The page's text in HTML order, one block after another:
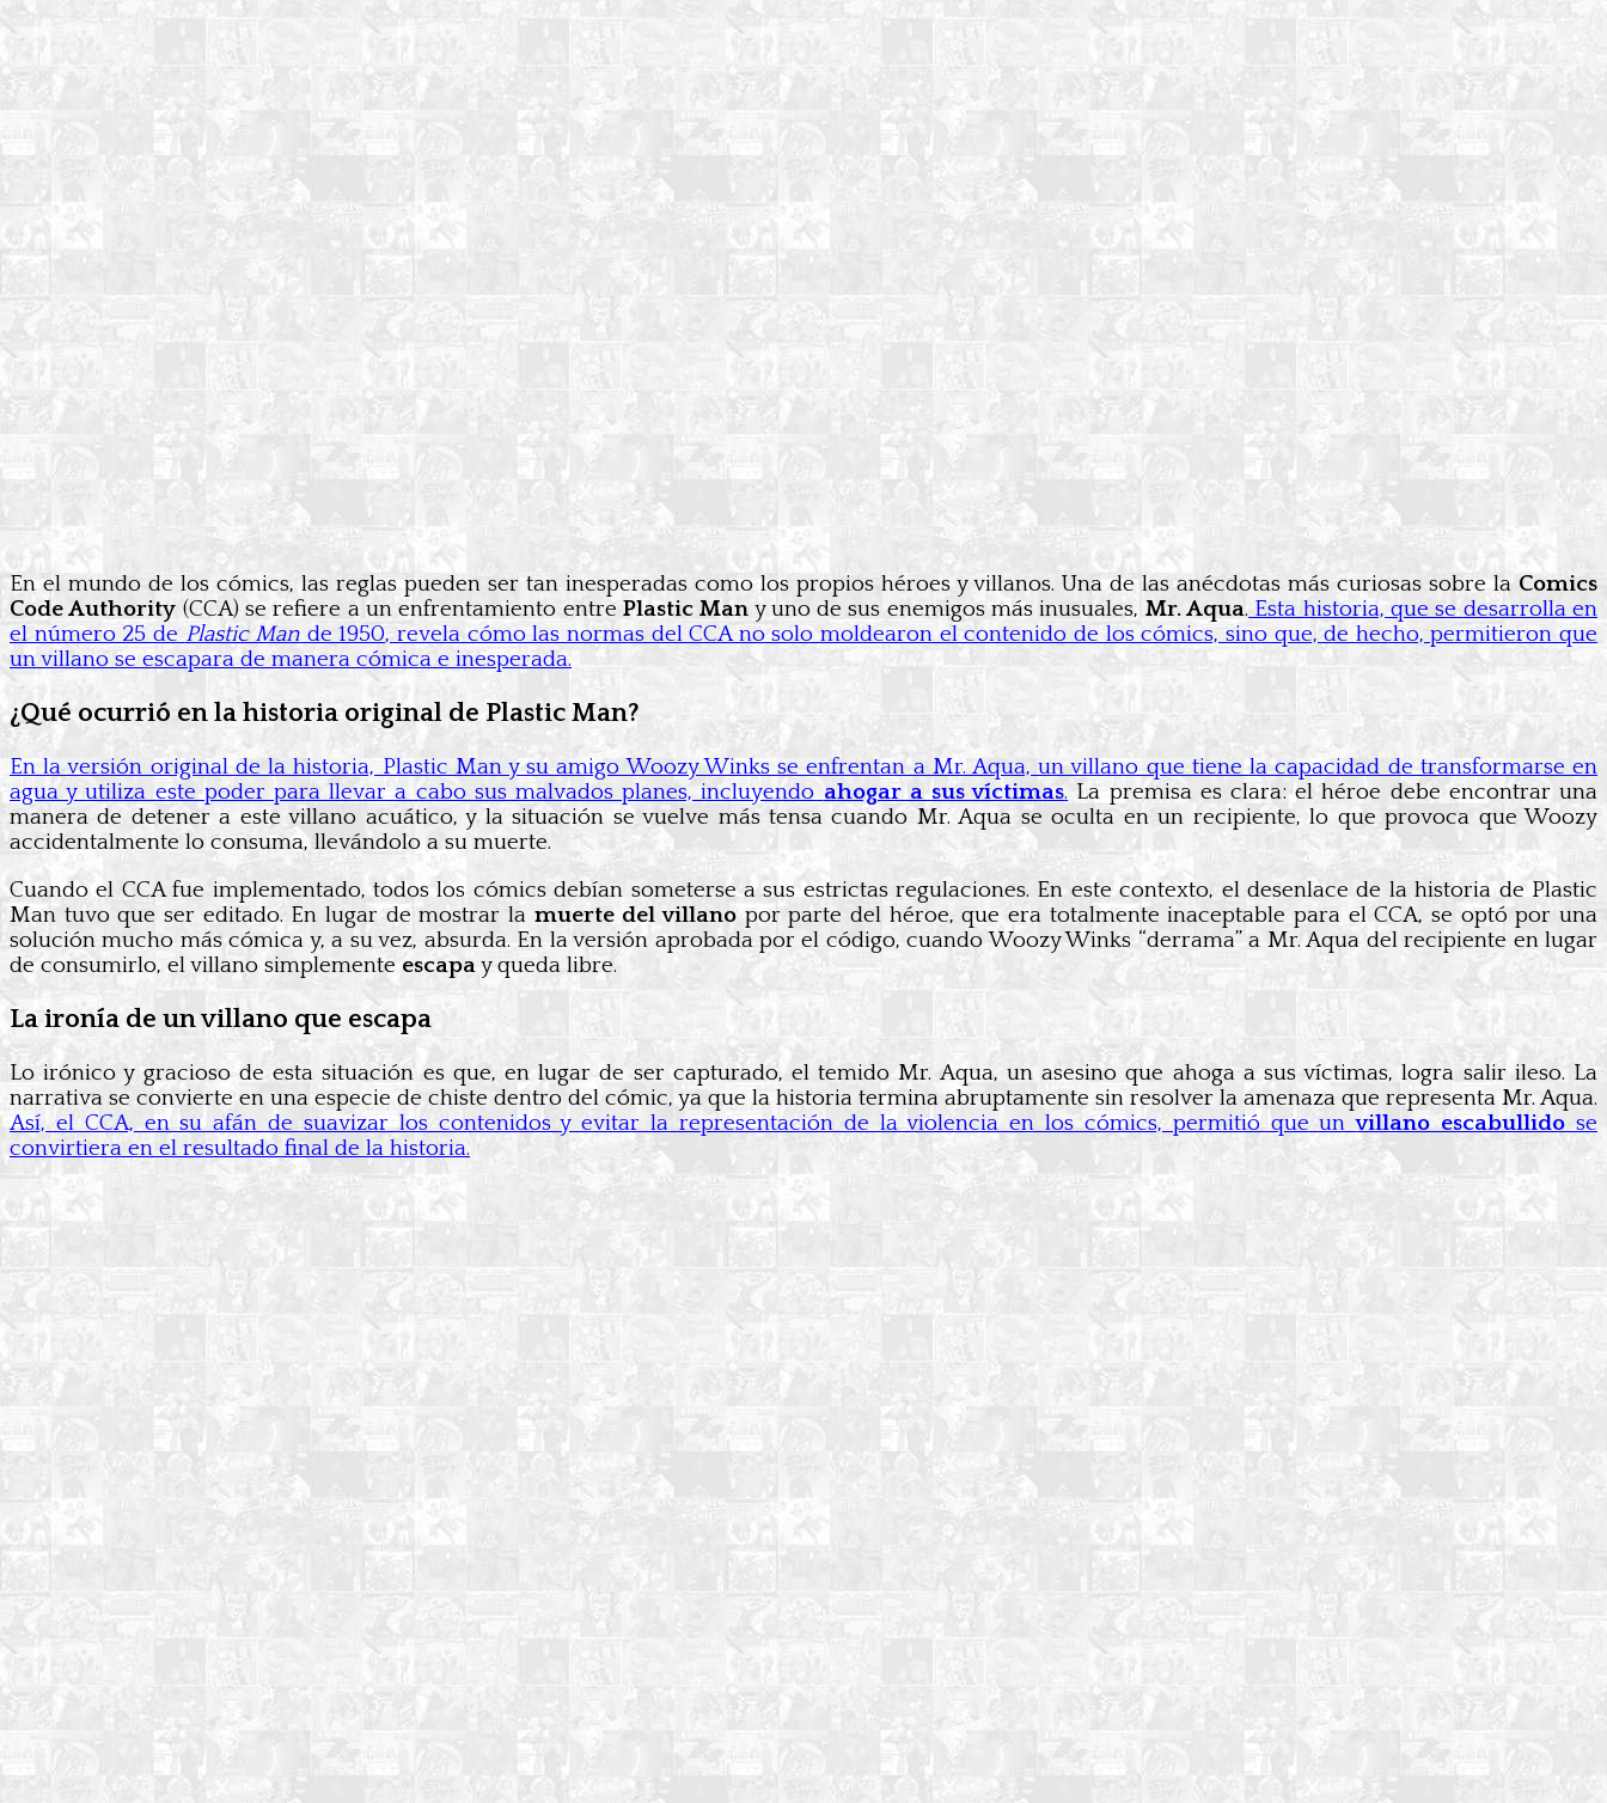
En el mundo de los cómics, las reglas pueden ser tan inesperadas como los propios héroes y villanos. Una de las anécdotas más curiosas sobre la Comics
Code Authority (CCA) se refiere a un enfrentamiento entre Plastic Man y uno de sus enemigos más inusuales, Mr. Aqua. Esta historia, que se desarrolla en
el número 25 de Plastic Man de 1950, revela cómo las normas del CCA no solo moldearon el contenido de los cómics, sino que, de hecho, permitieron que
un villano se escapara de manera cómica e inesperada.
¿Qué ocurrió en la historia original de Plastic Man?
En la versión original de la historia, Plastic Man y su amigo Woozy Winks se enfrentan a Mr. Aqua, un villano que tiene la capacidad de transformarse en
agua y utiliza este poder para llevar a cabo sus malvados planes, incluyendo ahogar a sus víctimas. La premisa es clara: el héroe debe encontrar una
manera de detener a este villano acuático, y la situación se vuelve más tensa cuando Mr. Aqua se oculta en un recipiente, lo que provoca que Woozy
accidentalmente lo consuma, llevándolo a su muerte.
Cuando el CCA fue implementado, todos los cómics debían someterse a sus estrictas regulaciones. En este contexto, el desenlace de la historia de Plastic
Man tuvo que ser editado. En lugar de mostrar la muerte del villano por parte del héroe, que era totalmente inaceptable para el CCA, se optó por una
solución mucho más cómica y, a su vez, absurda. En la versión aprobada por el código, cuando Woozy Winks “derrama” a Mr. Aqua del recipiente en lugar
de consumirlo, el villano simplemente escapay queda libre.
La ironía de un villano que escapa
Lo irónico y gracioso de esta situación es que, en lugar de ser capturado, el temido Mr. Aqua, un asesino que ahoga a sus víctimas, logra salir ileso. La
narrativa se convierte en una especie de chiste dentro del cómic, ya que la historia termina abruptamente sin resolver la amenaza que representa Mr. Aqua.
Así, el CCA, en su afán de suavizar los contenidos y evitar la representación de la violencia en los cómics, permitió que unvillano escabullido se
convirtiera en el resultado final de la historia.